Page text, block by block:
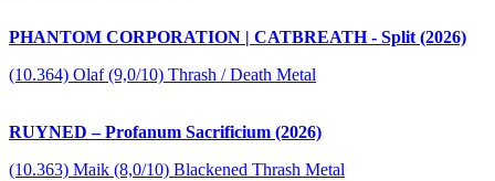
PHANTOM CORPORATION | CATBREATH - Split (2026)
(10.364) Olaf (9,0/10) Thrash / Death Metal
RUYNED – Profanum Sacrificium (2026)
(10.363) Maik (8,0/10) Blackened Thrash Metal